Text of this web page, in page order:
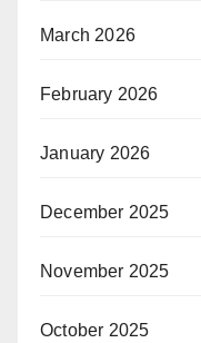
March 2026
February 2026
January 2026
December 2025
November 2025
October 2025